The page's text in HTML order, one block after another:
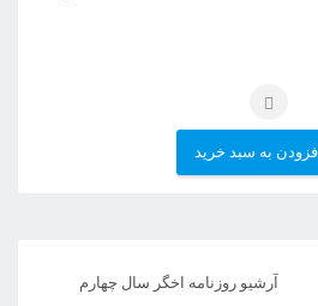
به سبد خرید
آرشیو روزنامه اخگر سال چهارم